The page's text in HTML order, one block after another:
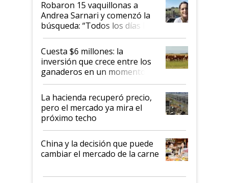
Robaron 15 vaquillonas a
Andrea Sarnari y comenzó la
búsqueda: “Todos los días le
toca a algún productor”
Cuesta $6 millones: la
inversión que crece entre los
ganaderos en un momento
histórico para la actividad
La hacienda recuperó precio,
pero el mercado ya mira el
próximo techo
China y la decisión que puede
cambiar el mercado de la carne